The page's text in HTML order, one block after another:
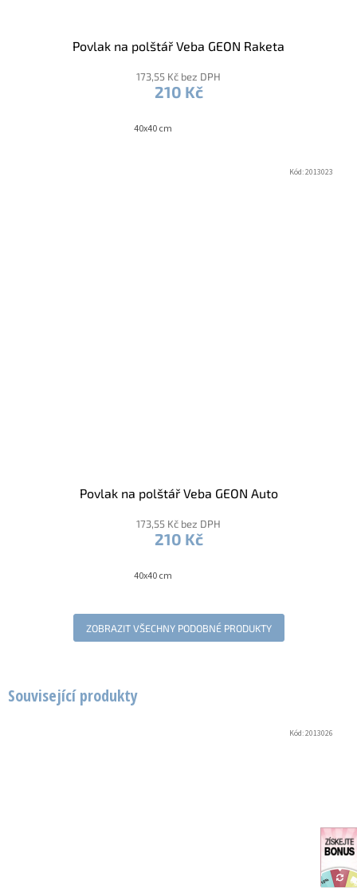
Související produkty
Kód:2013026
Povlak na polštář Veba GEON Raketa
173,55 Kč bez DPH
210 Kč
40x40 cm
Povlak na polštář Veba GEON Auto
173,55 Kč bez DPH
210 Kč
40x40 cm
Kód:2013023
ZOBRAZIT VŠECHNY PODOBNÉ PRODUKTY